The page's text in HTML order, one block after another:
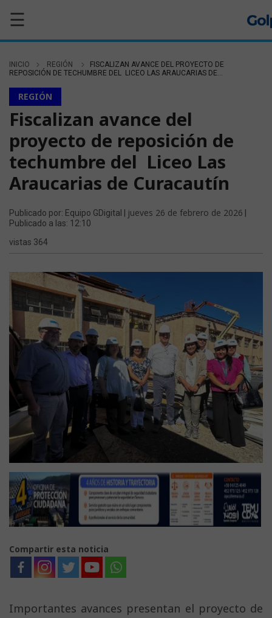
☰
INICIO REGIÓN
FISCALIZAN AVANCE DEL PROYECTO DE
REPOSICIÓN DE TECHUMBRE DEL LICEO LAS ARAUCARIAS DE...
REGIÓN
Fiscalizan avance del
proyecto de reposición de
techumbre del Liceo Las
Araucarias de Curacautín
Publicado por: Equipo GDigital | jueves 26 de febrero de 2026
Publicado a las: 12:10
vistas 364
Compartir esta noticia
Importantes avances presentan el proyecto de